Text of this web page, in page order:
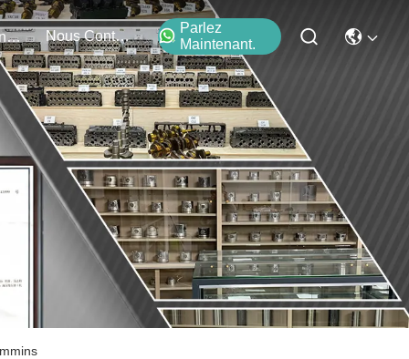
Événements Nous Contacter
Parlez
Maintenant.